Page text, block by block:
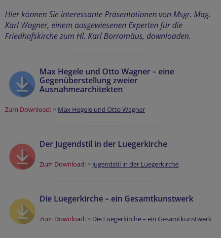
Hier können Sie interessante Präsentationen von Msgr. Mag.
Karl Wagner, einem ausgewiesenen Experten für die
Friedhofskirche zum Hl. Karl Borromäus, downloaden.
Max Hegele und Otto Wagner – eine
Gegenüberstellung zweier
Ausnahmearchitekten
Zum Download:> Max Hegele und Otto Wagner
Der Jugendstil in der Luegerkirche
Zum Download:> Jugendstil in der Luegerkirche
Die Luegerkirche – ein Gesamtkunstwerk
Zum Download:> Die Luegerkirche – ein Gesamtkunstwerk